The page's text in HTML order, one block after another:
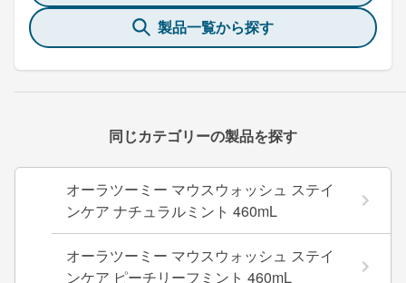
製品一覧から探す
同じカテゴリーの製品を探す
オーラツーミー マウスウォッシュ ステイ
ンケア ナチュラルミント 460mL
オーラツーミー マウスウォッシュ ステイ
ンケア ピーチリーフミント 460mL